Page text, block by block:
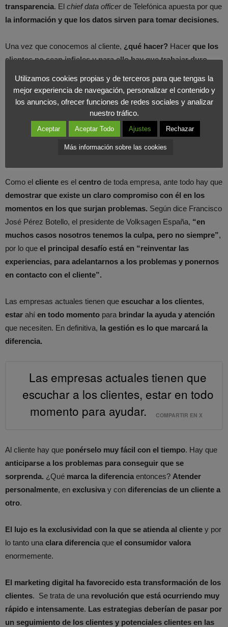
transparencia. El chief data officerde Telefónica apuesta por que
la información y que los datos sirven para tomar decisiones.
Una vez que conocemos al cliente, ¿qué hacer? Hacer que los
clientes no sean infieles y para ello hay que trabajar duro,
Hay que hacer que los clientes no
sean infieles y para ello hay que
trabajar duro.
COMPARTIR EN X
Como el cliente es el centro de toda empresa, ante todo hay que
demostrar que existe un claro compromiso con él en los
momentos en los que surjan problemas. Según dice Francisco
José Pérez Botello, el presidente de Volksagen España, “en
muchos casos nosotros tenemos la culpa, pero no siempre”,
por lo que el principal desafío está en “reinventar las
experiencias, para adelantarnos a los problemas y ponernos
en contacto con el cliente”.
Las empresas actuales tienen que escuchar a los clientes,
estar ahí en todo momento para brindar la ayuda y atención
que necesiten. En definitiva, la gestión es lo que marcará la
diferencia.
Las empresas actuales tienen que
escuchar a los clientes, estar en todo
momento para ayudar.
COMPARTIR EN X
Al cliente hay que ponérselo muy fácil con el tiempo. Hay que
anticiparse a los problemas para conseguir que se
sorprenda. ¿Qué marca la diferencia entonces? Atender
personalmente, en exclusiva y con diferencias de un cliente a
otro.
El lujo es la exclusividad con la que se atienda al cliente y por
lo tanto una clara diferencia que el consumidor valora
enormemente.
El marketing digital ha favorecido esta transformación de los
clientes. Se trata de una revolución que está ocurriendo muy
rápido e intensamente. Las estrategias deberían de pasar por
un seguimiento de los clientes y potenciales clientes en las
Utilizamos cookies propias y de terceros para que tengas la
mejor experiencia de navegación, personalizar el contenido y
los anuncios, ofrecer funciones de redes sociales y analizar
nuestro tráfico.
Aceptar Aceptar Todo Ajustes Rechazar
Más información sobre las cookies